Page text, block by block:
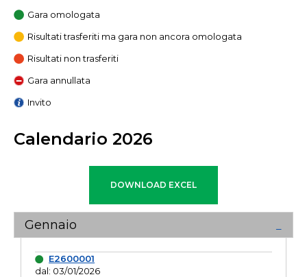
Gara omologata
Risultati trasferiti ma gara non ancora omologata
Risultati non trasferiti
Gara annullata
Invito
Calendario 2026
Gennaio
E2600001
dal: 03/01/2026